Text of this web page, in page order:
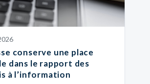
conserve une place
dans le rapport des
à l’information